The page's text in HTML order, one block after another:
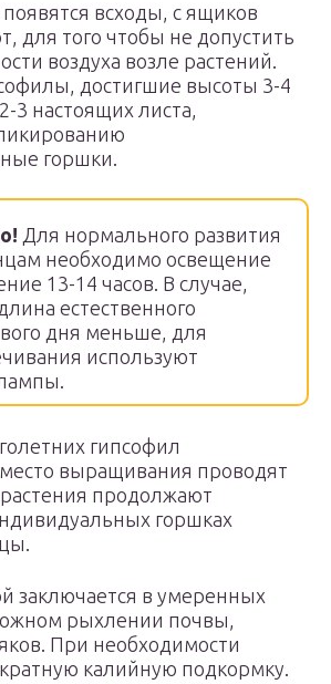
появятся всходы, с ящиков
для того чтобы не допустить
воздуха возле растений.
достигшие высоты 3-4
настоящих листа,
горшки.
Для нормального развития
необходимо освещение
13-14 часов. В случае,
естественного
дня меньше, для
используют
гипсофил
выращивания проводят
продолжают
горшках
заключается в умеренных
рыхлении почвы,
При необходимости
калийную подкормку.